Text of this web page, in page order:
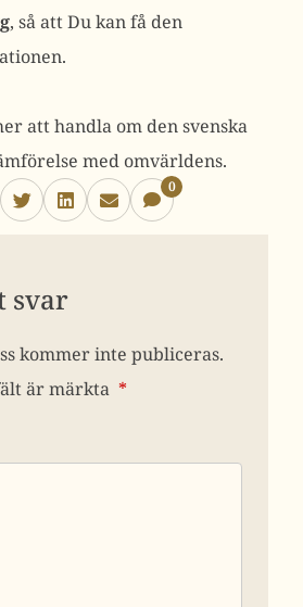
, så att Du kan få den
att handla om den svenska
med omvärldens.
0
svar
kommer inte publiceras.
är märkta *